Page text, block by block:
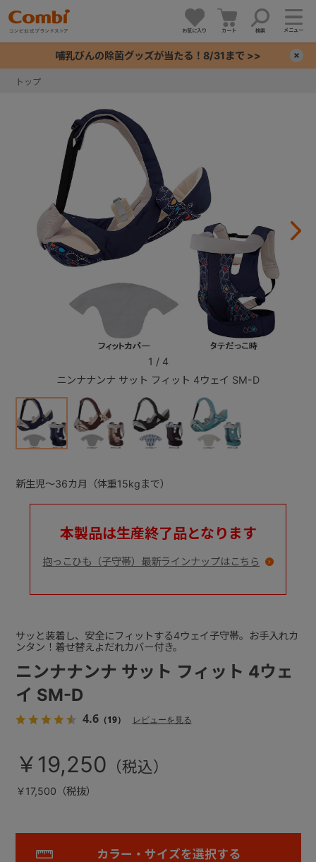
お気に入り カート 検索 メニュー
哺乳びんの除菌グッズが当たる！8/31まで >>
トップ
ニンナナンナ サット フィット 4ウェイ SM-D
1 / 4
ニンナナンナ サット フィット 4ウェ
イ SM-D
4.6（19） レビューを見る
サッと装着し、安全にフィットする4ウェイ子守帯。お手入れカ
ンタン！着せ替えよだれカバー付き。
￥19,250
￥17,500（税抜）
カラー・サイズを選択する
新生児～36カ月（体重15kgまで）
本製品は生産終了品となります
抱っこひも（子守帯）最新ラインナップはこちら